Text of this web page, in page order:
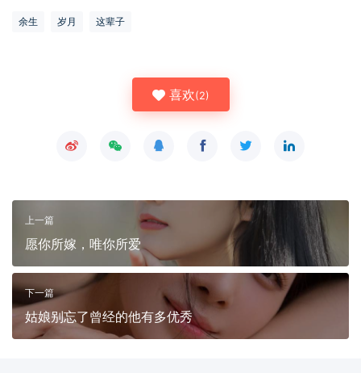
余生 岁月 这辈子
喜欢(2)
上一篇
愿你所嫁，唯你所爱
下一篇
姑娘别忘了曾经的他有多优秀